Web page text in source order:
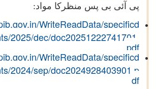
پی آئی بی پس منظرکا مواد:
WriteReadData/specificd
2025/dec/doc20251222741701.
pdf
WriteReadData/specificd
2024/sep/doc2024928403901.p
df